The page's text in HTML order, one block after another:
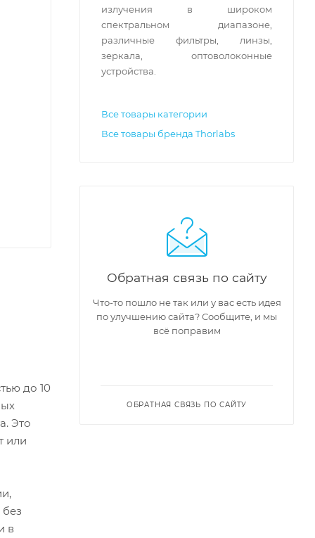
до 10
Это
или
в
излучения в широком
спектральном диапазоне,
различные фильтры, линзы,
зеркала, оптоволоконные
устройства.
Все товары категории
Все товары бренда Thorlabs
Обратная связь по сайту
Что-то пошло не так или у вас есть идея
по улучшению сайта? Сообщите, и мы
всё поправим
ОБРАТНАЯ СВЯЗЬ ПО САЙТУ